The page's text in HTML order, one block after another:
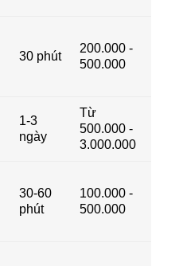
30 phút
200.000 -
500.000
1-3
ngày
Từ
500.000 -
3.000.000
30-60
phút
100.000 -
500.000